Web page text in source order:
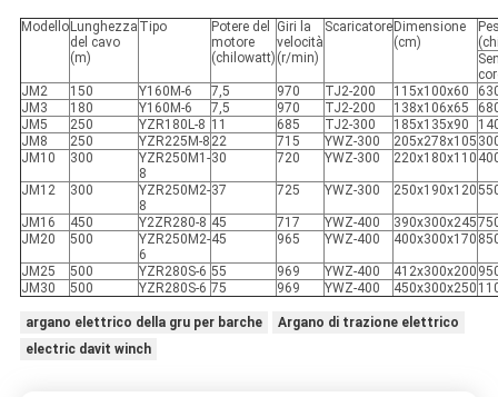
Modello Lunghezza
del cavo
(m)
Tipo
Potere del
motore
(chilowatt)
Giri la
velocità
(r/min)
Scaricatore Dimensione
(cm)
JM2
150 Y160M-6 7,5 970 TJ2-200 115x100x60
JM3
180 Y160M-6 7,5 970 TJ2-200 138x106x65
JM5
250 YZR180L-8 11 685 TJ2-300 185x135x90
JM8
250 YZR225M-8 22 715 YWZ-300 205x278x105
JM10
300
YZR250M1-
8
30 720 YWZ-300 220x180x110
JM12 300
YZR250M2-
8
37 725 YWZ-300 250x190x120
JM16 450 Y2ZR280-8 45 717 YWZ-400 390x300x245
JM20
500
YZR250M2-
6
45 965 YWZ-400 400x300x170
JM25 500 YZR280S-6 55 969 YWZ-400 412x300x200
JM30
500 YZR280S-6 75 969 YWZ-400 450x300x250
argano elettrico della gru per barche
Argano di trazione elettrico
electric davit winch